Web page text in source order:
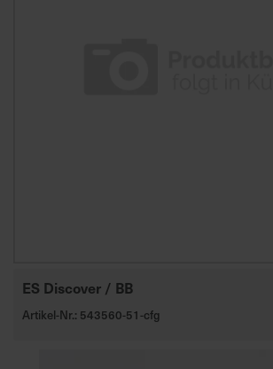
ES Discover / BB
Artikel-Nr.: 543560-51-cfg